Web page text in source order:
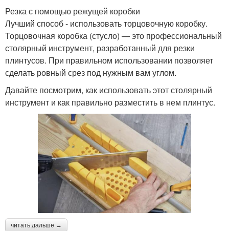
Резка с помощью режущей коробки
Лучший способ - использовать торцовочную коробку.
Торцовочная коробка (стусло) — это профессиональный
столярный инструмент, разработанный для резки
плинтусов. При правильном использовании позволяет
сделать ровный срез под нужным вам углом.
Давайте посмотрим, как использовать этот столярный
инструмент и как правильно разместить в нем плинтус.
читать дальше →